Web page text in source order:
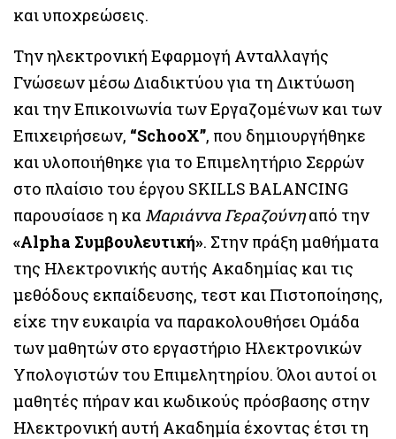
και υποχρεώσεις.
Την ηλεκτρονική Εφαρμογή Ανταλλαγής
Γνώσεων μέσω Διαδικτύου για τη Δικτύωση
και την Επικοινωνία των Εργαζομένων και των
Επιχειρήσεων, “SchooX”, που δημιουργήθηκε
και υλοποιήθηκε για το Επιμελητήριο Σερρών
στο πλαίσιο του έργου SKILLS BALANCING
παρουσίασε η κα Μαριάννα Γεραζούνηαπό την
«Alpha Συμβουλευτική». Στην πράξη μαθήματα
της Ηλεκτρονικής αυτής Ακαδημίας και τις
μεθόδους εκπαίδευσης, τεστ και Πιστοποίησης,
είχε την ευκαιρία να παρακολουθήσει Ομάδα
των μαθητών στο εργαστήριο Ηλεκτρονικών
Υπολογιστών του Επιμελητηρίου. Όλοι αυτοί οι
μαθητές πήραν και κωδικούς πρόσβασης στην
Ηλεκτρονική αυτή Ακαδημία έχοντας έτσι τη